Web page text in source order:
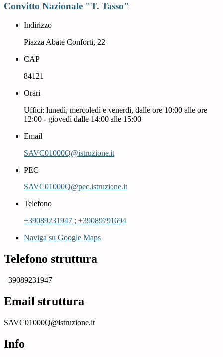
Convitto Nazionale "T. Tasso"
Indirizzo
Piazza Abate Conforti, 22
CAP
84121
Orari
Uffici: lunedì, mercoledì e venerdì, dalle ore 10:00 alle ore
12:00 - giovedì dalle 14:00 alle 15:00
Email
SAVC01000Q@istruzione.it
PEC
SAVC01000Q@pec.istruzione.it
Telefono
+39089231947 ; +39089791694
Naviga su Google Maps
Telefono struttura
+39089231947
Email struttura
SAVC01000Q@istruzione.it
Info